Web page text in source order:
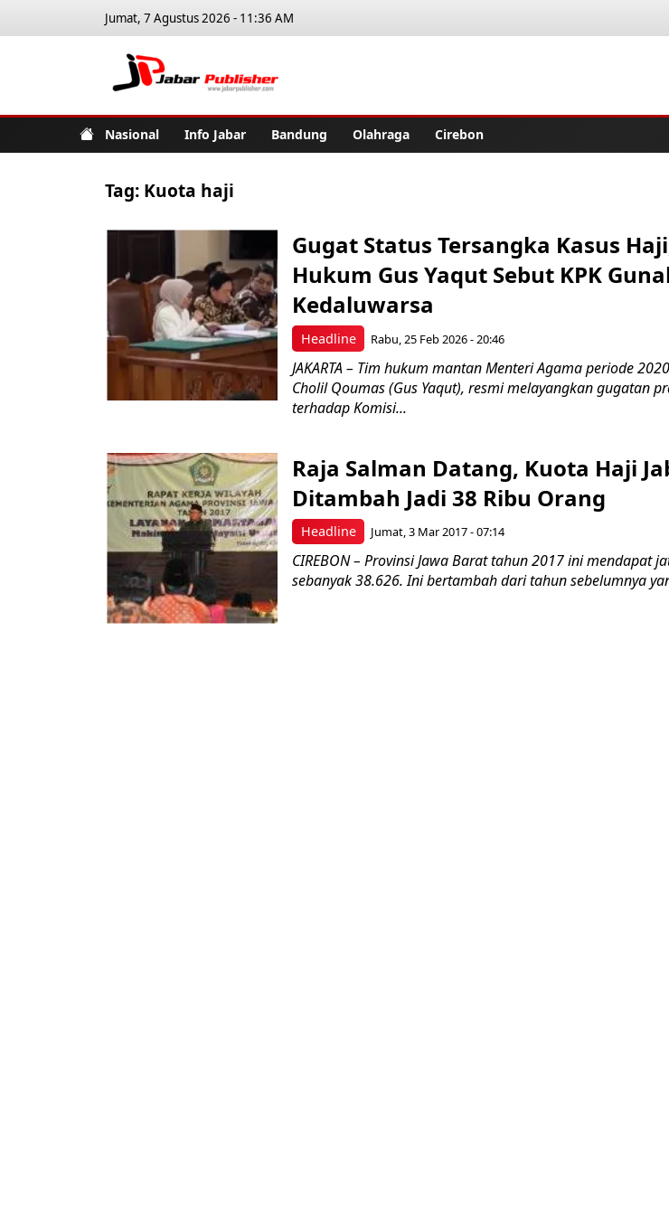
Jumat, 7 Agustus 2026 - 11:36 AM
Nasional Info Jabar Bandung Olahraga Cirebon
Tag: Kuota haji
Headline
Gugat Status Tersangka Kasus
Hukum Gus Yaqut Sebut KPK
Kedaluwarsa
Rabu, 25 Feb 2026 - 20:46
JAKARTA – Tim hukum mantan Menteri Agama periode
Cholil Qoumas (Gus Yaqut), resmi melayangkan gugatan
terhadap Komisi...
Headline
Raja Salman Datang, Kuota Haji
Ditambah Jadi 38 Ribu Orang
Jumat, 3 Mar 2017 - 07:14
CIREBON – Provinsi Jawa Barat tahun 2017 ini mendapat
sebanyak 38.626. Ini bertambah dari tahun sebelumnya